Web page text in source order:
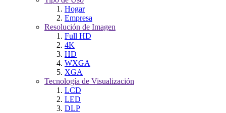
Hogar
Empresa
Resolución de Imagen
Full HD
4K
HD
WXGA
XGA
Tecnología de Visualización
LCD
LED
DLP